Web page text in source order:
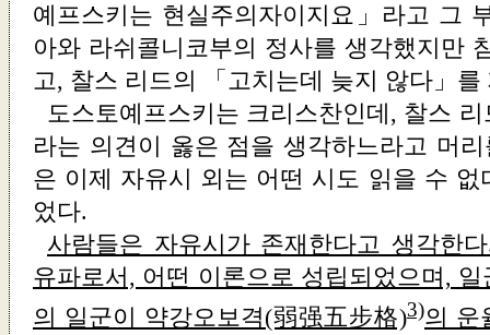
예프스키는 현실주의자이지요」라고 그
아와 라쉬콜니코부의 정사를 생각했지만
고, 찰스 리드의 「고치는데 늦지 않다」를
도스토예프스키는 크리스찬인데, 찰스
라는 의견이 옳은 점을 생각하느라고 머
은 이제 자유시 외는 어떤 시도 읽을 수
었다.
사람들은 자유시가 존재한다고 생각한
유파로서, 어떤 이론으로 성립되었으며,
의 일군이 약강오보격(弱强五步格)3)의 운